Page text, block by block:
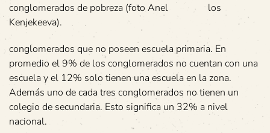
conglomerados de pobreza (foto Anel
Kenjekeeva).
los
conglomerados que no poseen escuela primaria. En
promedio el 9% de los conglomerados no cuentan con una
escuela y el 12% solo tienen una escuela en la zona.
Además uno de cada tres conglomerados no tienen un
colegio de secundaria. Esto significa un 32% a nivel
nacional.